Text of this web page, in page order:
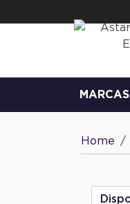
MARCAS
Home